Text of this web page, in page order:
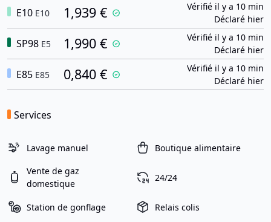
E10 E10 1,939 €
Vérifié il y a 10 min
Déclaré hier
SP98 E5 1,990 €
Vérifié il y a 10 min
Déclaré hier
E85 E85 0,840 €
Vérifié il y a 10 min
Déclaré hier
Services
Lavage manuel Boutique alimentaire
Vente de gaz
domestique
24/24
Station de gonflage Relais colis